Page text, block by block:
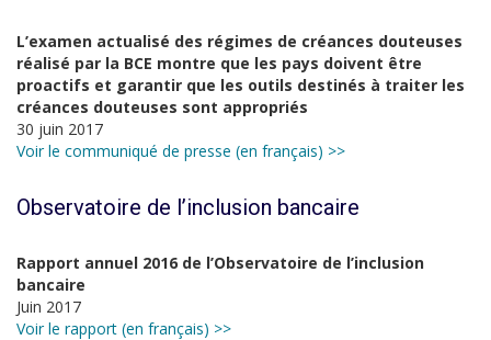
L’examen actualisé des régimes de créances douteuses
réalisé par la BCE montre que les pays doivent être
proactifs et garantir que les outils destinés à traiter les
créances douteuses sont appropriés
30 juin 2017
Voir le communiqué de presse (en français) >>
Observatoire de l’inclusion bancaire
Rapport annuel 2016 de l’Observatoire de l’inclusion
bancaire
Juin 2017
Voir le rapport (en français) >>